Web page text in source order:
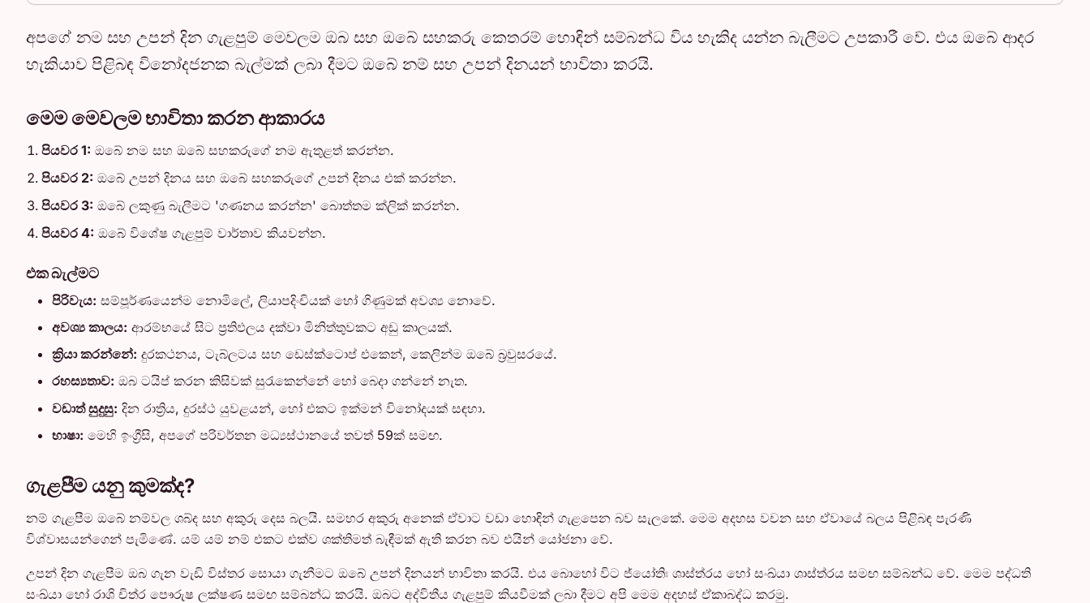
අපගේ නම සහ උපන් දින ගැළපුම් මෙවලම ඔබ සහ ඔබේ සහකරු කෙතරම් හොඳින් සම්බන්ධ විය හැකිද යන්න බැලීමට උපකාරී වේ. එය ඔබේ ආදර
හැකියාව පිළිබඳ විනෝදජනක බැල්මක් ලබා දීමට ඔබේ නම් සහ උපන් දිනයන් භාවිතා කරයි.
මෙම මෙවලම භාවිතා කරන ආකාරය
පියවර 1: ඔබේ නම සහ ඔබේ සහකරුගේ නම ඇතුළත් කරන්න.
පියවර 2: ඔබේ උපන් දිනය සහ ඔබේ සහකරුගේ උපන් දිනය එක් කරන්න.
පියවර 3: ඔබේ ලකුණු බැලීමට 'ගණනය කරන්න' බොත්තම ක්ලික් කරන්න.
පියවර 4: ඔබේ විශේෂ ගැළපුම් වාර්තාව කියවන්න.
එක බැල්මට
පිරිවැය: සම්පූර්ණයෙන්ම නොමිලේ, ලියාපදිංචියක් හෝ ගිණුමක් අවශ්‍ය නොවේ.
අවශ්‍ය කාලය: ආරම්භයේ සිට ප්‍රතිඵලය දක්වා මිනිත්තුවකට අඩු කාලයක්.
ක්‍රියා කරන්නේ: දුරකථනය, ටැබ්ලටය සහ ඩෙස්ක්ටොප් එකෙන්, කෙලින්ම ඔබේ බ්‍රවුසරයේ.
රහස්‍යතාව: ඔබ ටයිප් කරන කිසිවක් සුරැකෙන්නේ හෝ බෙදා ගන්නේ නැත.
වඩාත් සුදුසු: දින රාත්‍රිය, දුරස්ථ යුවළයන්, හෝ එකට ඉක්මන් විනෝදයක් සඳහා.
භාෂා: මෙහි ඉංග්‍රීසි, අපගේ පරිවර්තන මධ්‍යස්ථානයේ තවත් 59ක් සමඟ.
ගැළපීම යනු කුමක්ද?
නම් ගැළපීම ඔබේ නම්වල ශබ්ද සහ අකුරු දෙස බලයි. සමහර අකුරු අනෙක් ඒවාට වඩා හොඳින් ගැළපෙන බව සැලකේ. මෙම අදහස වචන සහ ඒවායේ බලය පිළිබඳ පැරණි
විශ්වාසයන්ගෙන් පැමිණේ. යම් යම් නම් එකට එක්ව ශක්තිමත් බැඳීමක් ඇති කරන බව එයින් යෝජනා වේ.
උපන් දින ගැළපීම ඔබ ගැන වැඩි විස්තර සොයා ගැනීමට ඔබේ උපන් දිනයන් භාවිතා කරයි. එය බොහෝ විට ජ්යෝතිඃ ශාස්ත්රය හෝ සංඛ්යා ශාස්ත්රය සමඟ සම්බන්ධ වේ. මෙම පද්ධති
සංඛ්යා හෝ රාශි චිත්ර පෞරුෂ ලක්ෂණ සමඟ සම්බන්ධ කරයි. ඔබට අද්විතීය ගැළපුම් කියවීමක් ලබා දීමට අපි මෙම අදහස් ඒකාබද්ධ කරමු.